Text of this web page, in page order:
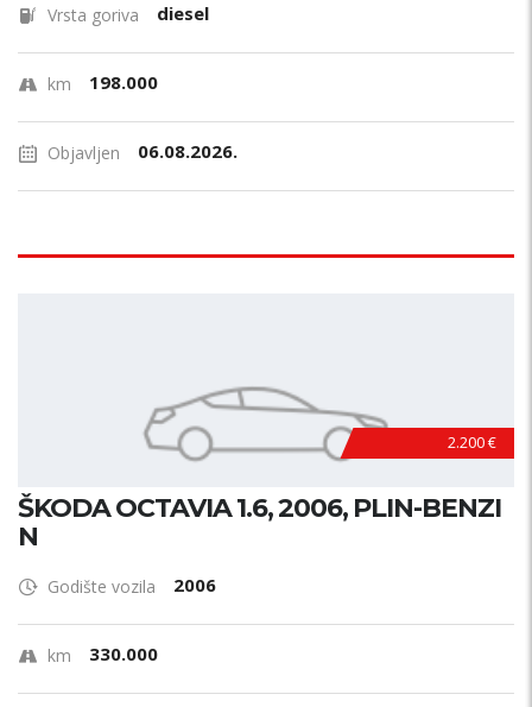
Vrsta goriva diesel
km 198.000
Objavljen 06.08.2026.
2.200 €
ŠKODA OCTAVIA 1.6, 2006, PLIN-BENZI
N
Godište vozila 2006
km 330.000